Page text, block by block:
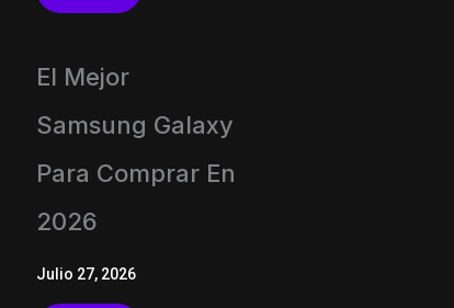
El Mejor
Samsung Galaxy
Para Comprar En
2026
Julio 27, 2026